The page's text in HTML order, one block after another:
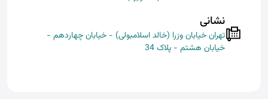
نشانی
تهران خیابان وزرا (خالد اسلامبولی) - خیابان چهاردهم -
خیابان هشتم - پلاک 34